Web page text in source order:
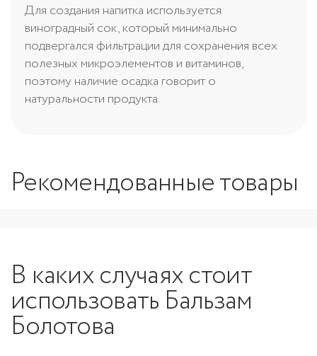
Для создания напитка используется
виноградный сок, который минимально
подвергался фильтрации для сохранения всех
полезных микроэлементов и витаминов,
поэтому наличие осадка говорит о
натуральности продукта.
Рекомендованные товары
В каких случаях стоит
использовать Бальзам
Болотова